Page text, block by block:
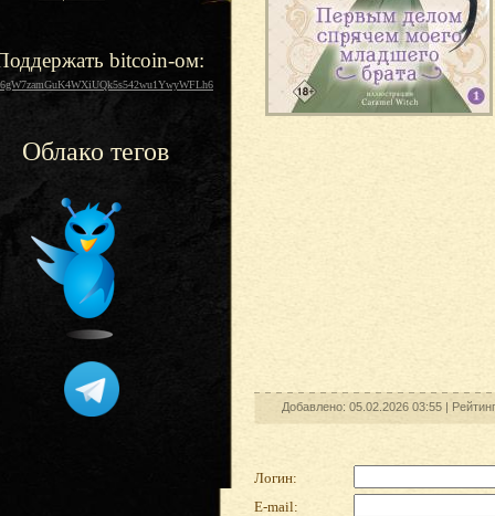
bitcoin-ом:
Облако тегов
Добавлено: 05.02.2026 03:55 |
Логин:
E-mail: